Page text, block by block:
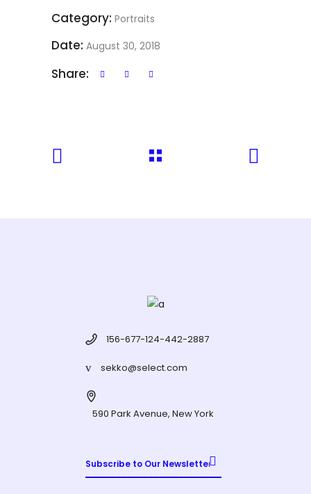
Category: Portraits
Date: August 30, 2018
Share:
156-677-124-442-2887
sekko@select.com
590 Park Avenue, New York
